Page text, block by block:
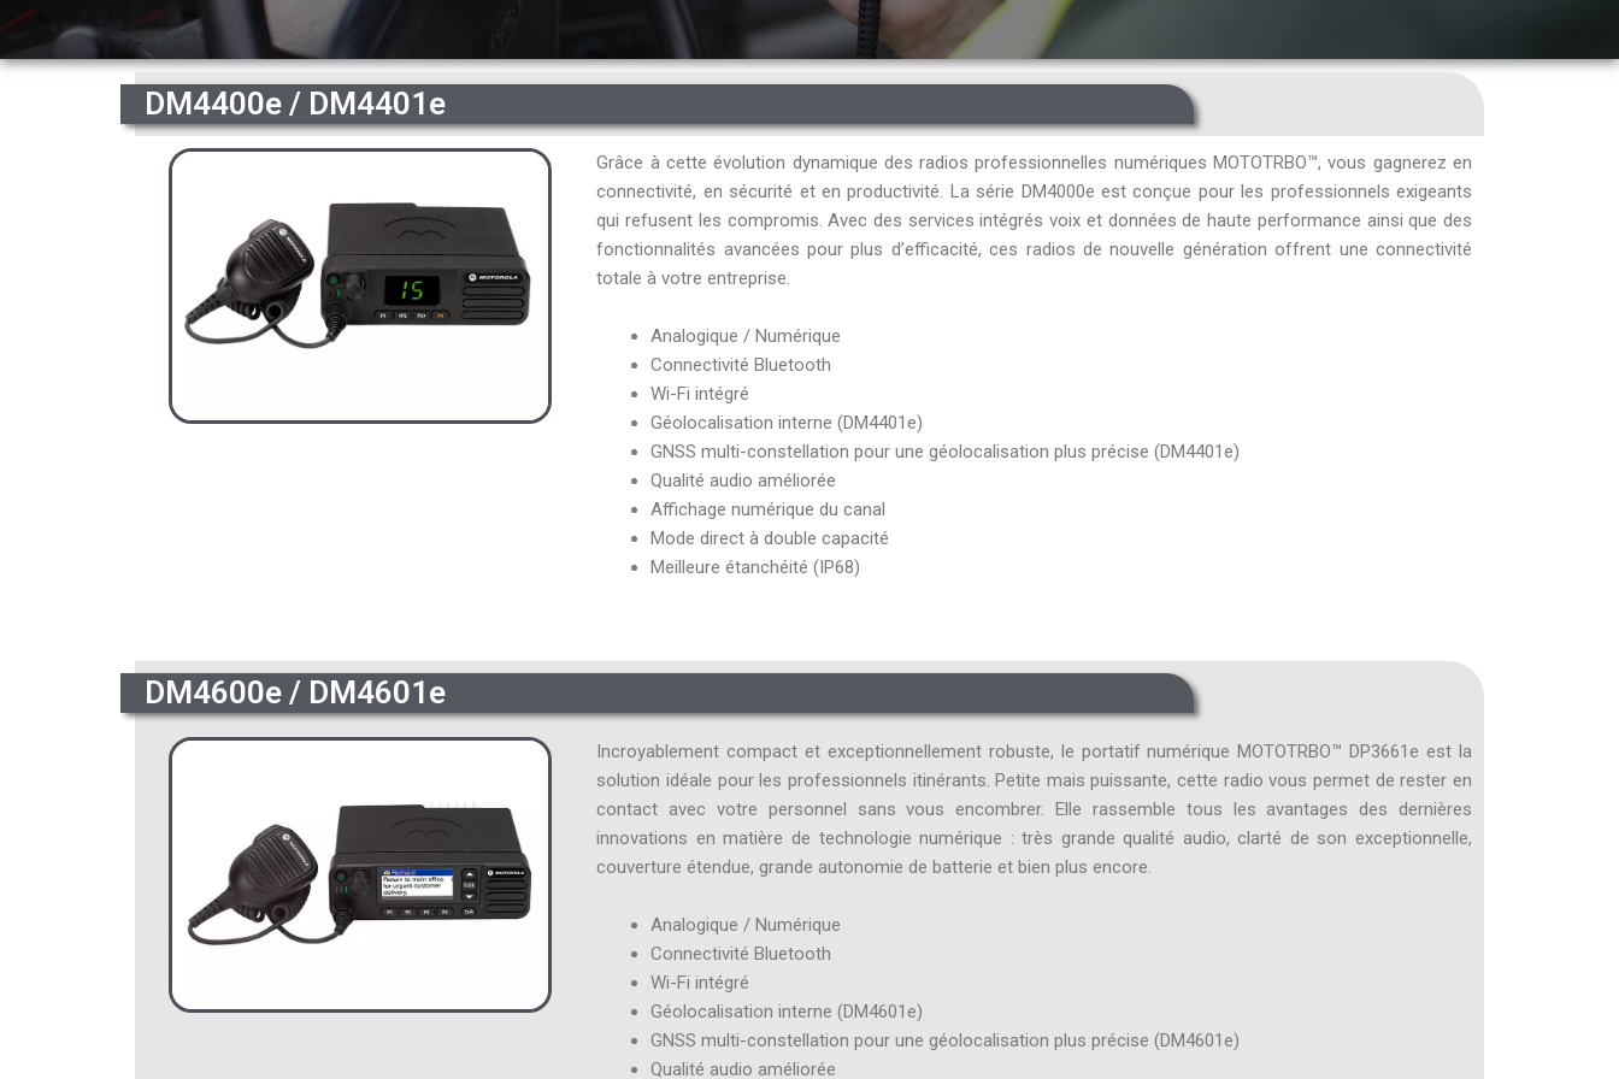
DM4400e / DM4401e
Grâce à cette évolution dynamique des radios professionnelles numériques MOTOTRBO™, vous gagnerez en
connectivité, en sécurité et en productivité. La série DM4000e est conçue pour les professionnels exigeants
qui refusent les compromis. Avec des services intégrés voix et données de haute performance ainsi que des
fonctionnalités avancées pour plus d’efficacité, ces radios de nouvelle génération offrent une connectivité
totale à votre entreprise.
Analogique / Numérique
Connectivité Bluetooth
Wi-Fi intégré
Géolocalisation interne (DM4401e)
GNSS multi-constellation pour une géolocalisation plus précise (DM4401e)
Qualité audio améliorée
Affichage numérique du canal
Mode direct à double capacité
Meilleure étanchéité (IP68)
DM4600e / DM4601e
Incroyablement compact et exceptionnellement robuste, le portatif numérique MOTOTRBO™ DP3661e est la
solution idéale pour les professionnels itinérants. Petite mais puissante, cette radio vous permet de rester en
contact avec votre personnel sans vous encombrer. Elle rassemble tous les avantages des dernières
innovations en matière de technologie numérique : très grande qualité audio, clarté de son exceptionnelle,
couverture étendue, grande autonomie de batterie et bien plus encore.
Analogique / Numérique
Connectivité Bluetooth
Wi-Fi intégré
Géolocalisation interne (DM4601e)
GNSS multi-constellation pour une géolocalisation plus précise (DM4601e)
Qualité audio améliorée